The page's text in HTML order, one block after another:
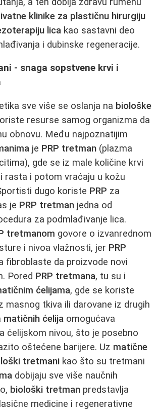
klinike za plastičnu hirurgiju
lica kao sastavni deo
i dubinske regeneracije.
- snaga sopstvene krvi i
sve više se oslanja na biološke
resurse samog organizma da
obnovu. Među najpoznatijim
je PRP tretman (plazma
gde se iz male količine krvi
rasta i potom vraćaju u kožu
dugo koriste PRP za
je PRP tretman jedna od
za podmlađivanje lica.
tretmanom govore o izvanrednom
i nivoa vlažnosti, jer PRP
fibroblaste da proizvode novi
Pored PRP tretmana, tu su i
ćelijama, gde se koriste
masnog tkiva ili darovane iz drugih
matičnih ćelija omogućava
ćelijskom nivou, što je posebno
oštećene barijere. Uz matične
tretmani kao što su tretmani
dobijaju sve više naučnih
biološki tretman predstavlja
medicine i regenerativne